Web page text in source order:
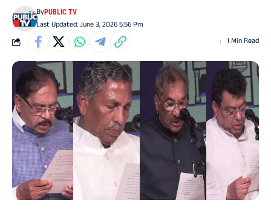
Last Updated: June 3, 2026 5:56 Pm
ByPUBLIC TV
1 Min Read